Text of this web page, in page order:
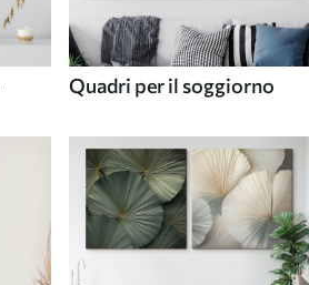
Quadri per il soggiorno